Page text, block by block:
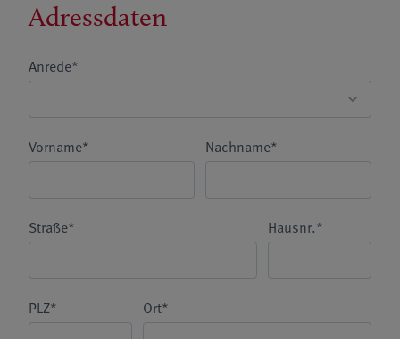
Adressdaten
Anrede*
Vorname* Nachname*
Straße* Hausnr.*
PLZ* Ort*